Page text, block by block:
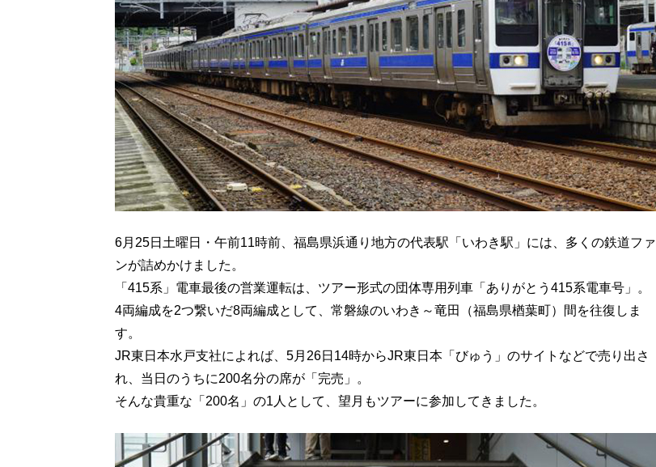
6月25日土曜日・午前11時前、福島県浜通り地方の代表駅「いわき駅」には、多くの鉄道ファ
ンが詰めかけました。
「415系」電車最後の営業運転は、ツアー形式の団体専用列車「ありがとう415系電車号」。
4両編成を2つ繋いだ8両編成として、常磐線のいわき～竜田（福島県楢葉町）間を往復しま
す。
JR東日本水戸支社によれば、5月26日14時からJR東日本「びゅう」のサイトなどで売り出さ
れ、当日のうちに200名分の席が「完売」。
そんな貴重な「200名」の1人として、望月もツアーに参加してきました。